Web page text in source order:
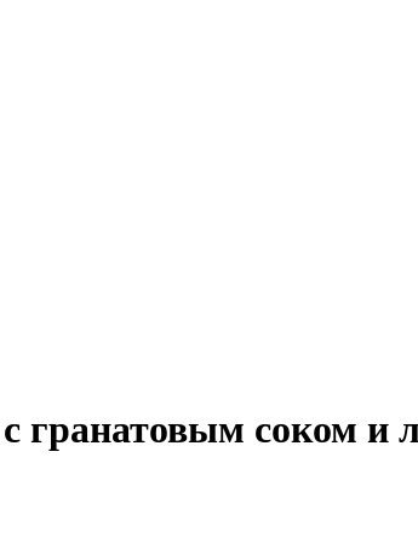
соком и